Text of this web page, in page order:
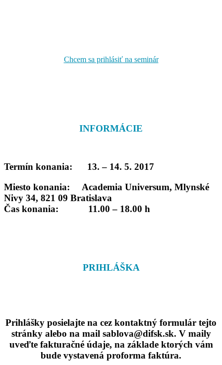
Chcem sa prihlásiť na seminár
INFORMÁCIE
Termín konania: 13. – 14. 5. 2017
Miesto konania: Academia Universum, Mlynské
Nivy 34, 821 09 Bratislava
Čas konania: 11.00 – 18.00 h
PRIHLÁŠKA
Prihlášky posielajte na cez kontaktný formulár tejto
stránky alebo na mail sablova@difsk.sk. V maily
uveďte fakturačné údaje, na základe ktorých vám
bude vystavená proforma faktúra.